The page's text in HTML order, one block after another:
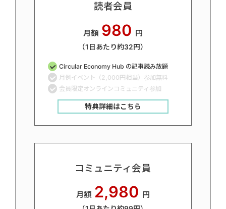
読者会員
月額 980 円
（1日あたり約32円）
Circular Economy Hub の記事読み放題
月例イベント（2,000円相当）参加無料
会員限定オンラインコミュニティ参加
特典詳細はこちら
コミュニティ会員
月額 2,980 円